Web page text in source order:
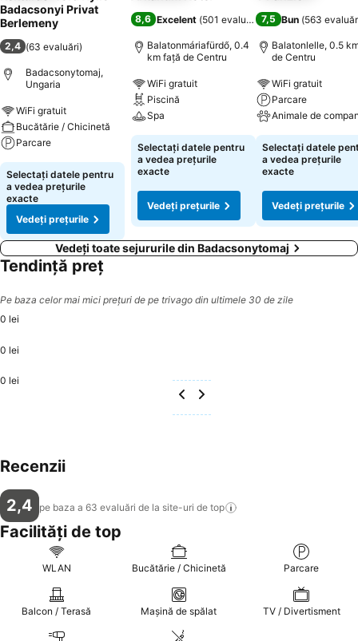
Badacsonyi Privat
Berlemeny
2,4 (63 evaluări)
Badacsonytomaj,
Ungaria
WiFi gratuit
Bucătărie / Chicinetă
Parcare
Selectați datele pentru
a vedea prețurile
exacte
Vedeți prețurile
8,6 Excelent (501 evaluări
Balatonmáriafürdő, 0.4
km faţă de Centru
WiFi gratuit
Piscină
Spa
Selectați datele pentru
a vedea prețurile
exacte
Vedeți prețurile
7,5 Bun (563
Balatonlelle, 0.5
de Centru
WiFi gratuit
Parcare
Animale de
Selectați datele
a vedea prețurile
exacte
Vedeți prețurile
Vedeți toate sejururile din Badacsonytomaj
Tendință preț
Pe baza celor mai mici prețuri de pe trivago din ultimele 30 de zile
0 lei
0 lei
0 lei
Recenzii
2,4 pe baza a 63 evaluări de la site-uri de top
Facilități de top
WLAN Bucătărie / Chicinetă Parcare
Balcon / Terasă Mașină de spălat TV / Divertisment